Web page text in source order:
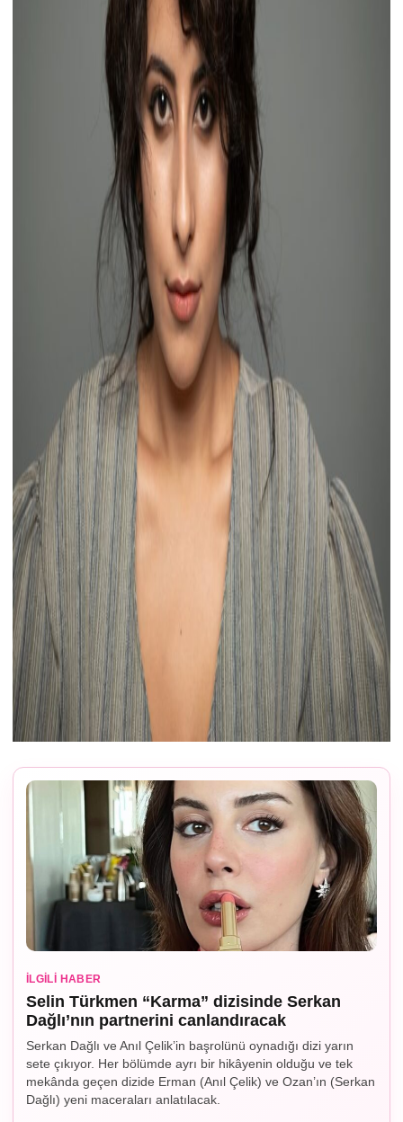
İLGILI HABER
Selin Türkmen “Karma” dizisinde Serkan
Dağlı’nın partnerini canlandıracak
Serkan Dağlı ve Anıl Çelik’in başrolünü oynadığı dizi yarın
sete çıkıyor. Her bölümde ayrı bir hikâyenin olduğu ve tek
mekânda geçen dizide Erman (Anıl Çelik) ve Ozan’ın (Serkan
Dağlı) yeni maceraları anlatılacak.